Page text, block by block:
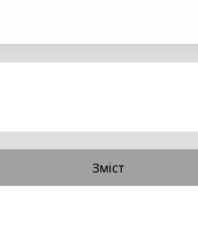
Зміст